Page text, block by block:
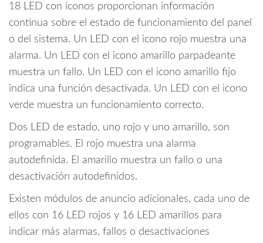
18 LED con iconos proporcionan información
continua sobre el estado de funcionamiento del panel
o del sistema. Un LED con el icono rojo muestra una
alarma. Un LED con el icono amarillo parpadeante
muestra un fallo. Un LED con el icono amarillo fijo
indica una función desactivada. Un LED con el icono
verde muestra un funcionamiento correcto.
Dos LED de estado, uno rojo y uno amarillo, son
programables. El rojo muestra una alarma
autodefinida. El amarillo muestra un fallo o una
desactivación autodefinidos.
Existen módulos de anuncio adicionales, cada uno de
ellos con 16 LED rojos y 16 LED amarillos para
indicar más alarmas, fallos o desactivaciones